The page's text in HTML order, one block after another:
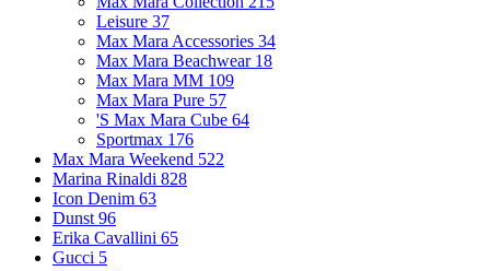
Leisure 37
Max Mara Accessories 34
Max Mara Beachwear 18
Max Mara MM 109
Max Mara Pure 57
'S Max Mara Cube 64
Sportmax 176
Max Mara Weekend 522
Marina Rinaldi 828
Icon Denim 63
Dunst 96
Erika Cavallini 65
Gucci 5